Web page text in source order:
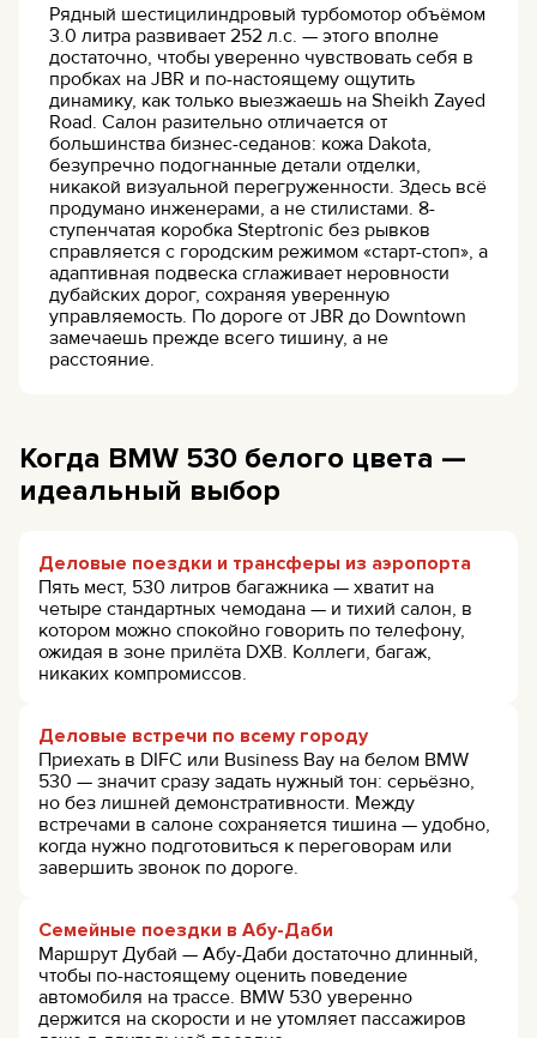
Рядный шестицилиндровый турбомотор объёмом
3.0 литра развивает 252 л.с. — этого вполне
достаточно, чтобы уверенно чувствовать себя в
пробках на JBR и по-настоящему ощутить
динамику, как только выезжаешь на Sheikh Zayed
Road. Салон разительно отличается от
большинства бизнес-седанов: кожа Dakota,
безупречно подогнанные детали отделки,
никакой визуальной перегруженности. Здесь всё
продумано инженерами, а не стилистами. 8-
ступенчатая коробка Steptronic без рывков
справляется с городским режимом «старт-стоп», а
адаптивная подвеска сглаживает неровности
дубайских дорог, сохраняя уверенную
управляемость. По дороге от JBR до Downtown
замечаешь прежде всего тишину, а не
расстояние.
Когда BMW 530 белого цвета —
идеальный выбор
Деловые поездки и трансферы из аэропорта
Пять мест, 530 литров багажника — хватит на
четыре стандартных чемодана — и тихий салон, в
котором можно спокойно говорить по телефону,
ожидая в зоне прилёта DXB. Коллеги, багаж,
никаких компромиссов.
Деловые встречи по всему городу
Приехать в DIFC или Business Bay на белом BMW
530 — значит сразу задать нужный тон: серьёзно,
но без лишней демонстративности. Между
встречами в салоне сохраняется тишина — удобно,
когда нужно подготовиться к переговорам или
завершить звонок по дороге.
Семейные поездки в Абу-Даби
Маршрут Дубай — Абу-Даби достаточно длинный,
чтобы по-настоящему оценить поведение
автомобиля на трассе. BMW 530 уверенно
держится на скорости и не утомляет пассажиров